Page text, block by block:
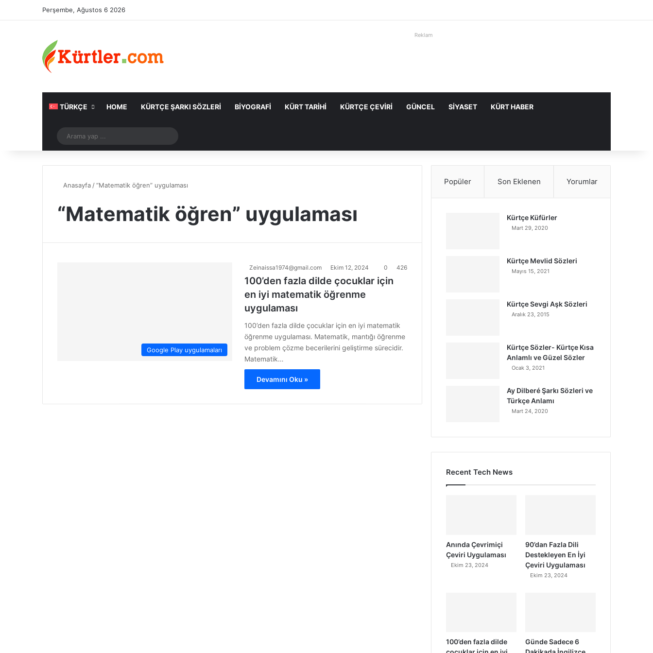
Perşembe, Ağustos 6 2026
Reklam
TÜRKÇE HOME KÜRTÇE ŞARKI SÖZLERI BIYOGRAFI KÜRT TARIHI KÜRTÇE ÇEVIRI GÜNCEL SIYASET KÜRT HABER
Rastgele Makale
yap
Anasayfa /“Matematik öğren” uygulaması
“Matematik öğren” uygulaması
Google Play uygulamaları
Zeinaissa1974@gmail.com Ekim 12, 2024 0 426
100’den fazla dilde çocuklar için
en iyi matematik öğrenme
uygulaması
100’den fazla dilde çocuklar için en iyi matematik
öğrenme uygulaması. Matematik, mantığı öğrenme
ve problem çözme becerilerini geliştirme sürecidir.
Matematik…
Devamını Oku »
Popüler Son Eklenen Yorumlar
Kürtçe Küfürler
Mart 29, 2020
Kürtçe Mevlid Sözleri
Mayıs 15, 2021
Kürtçe Sevgi Aşk Sözleri
Aralık 23, 2015
Kürtçe Sözler- Kürtçe Kısa
Anlamlı ve Güzel Sözler
Ocak 3, 2021
Ay Dilberé Şarkı Sözleri ve
Türkçe Anlamı
Mart 24, 2020
Recent Tech News
Anında Çevrimiçi
Çeviri Uygulaması
Ekim 23, 2024
90’dan Fazla Dili
Destekleyen En İyi
Çeviri Uygulaması
Ekim 23, 2024
100’den fazla dilde
Günde Sadece 6